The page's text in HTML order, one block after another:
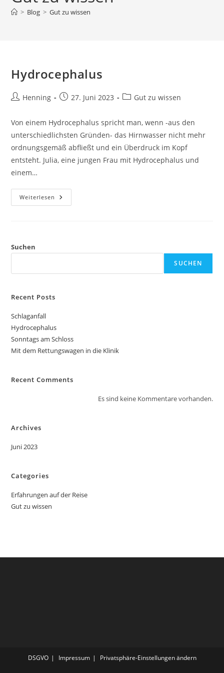
> Blog > Gut zu wissen
Hydrocephalus
Beitrags-
Henning
Beitrag27. Juni 2023
Beitrags-
Gut zu wissen
Von einem Hydrocephalus spricht man, wenn -aus den
unterschiedlichsten Gründen- das Hirnwasser nicht mehr
ordnungsgemäß abfließt und ein Überdruck im Kopf
entsteht. Julia, eine jungen Frau mit Hydrocephalus und
einem…
Weiterlesen Hydrocephalus
Suchen
SUCHEN
Recent Posts
Schlaganfall
Hydrocephalus
Sonntags am Schloss
Mit dem Rettungswagen in die Klinik
Recent Comments
Es sind keine Kommentare vorhanden.
Archives
Juni 2023
Categories
Erfahrungen auf der Reise
Gut zu wissen
DSGVO Impressum Privatsphäre-Einstellungen ändern